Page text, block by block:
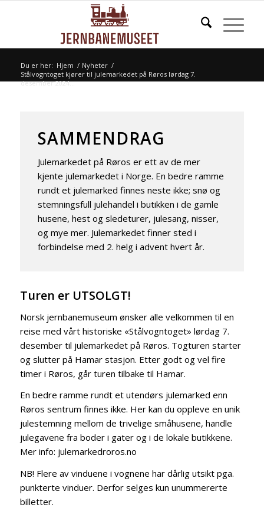
Du er her: Hjem / Nyheter /
Stålvogntoget kjører til julemarkedet på Røros lørdag 7.
desember 2024...
SAMMENDRAG
Julemarkedet på Røros er ett av de mer
kjente julemarkedet i Norge. En bedre ramme
rundt et julemarked finnes neste ikke; snø og
stemningsfull julehandel i butikken i de gamle
husene, hest og sledeturer, julesang, nisser,
og mye mer. Julemarkedet finner sted i
forbindelse med 2. helg i advent hvert år.
Turen er UTSOLGT!
Norsk jernbanemuseum ønsker alle velkommen til en
reise med vårt historiske «Stålvogntoget» lørdag 7.
desember til julemarkedet på Røros. Togturen starter
og slutter på Hamar stasjon. Etter godt og vel fire
timer i Røros, går turen tilbake til Hamar.
En bedre ramme rundt et utendørs julemarked enn
Røros sentrum finnes ikke. Her kan du oppleve en unik
julestemning mellom de trivelige småhusene, handle
julegavene fra boder i gater og i de lokale butikkene.
Mer info: julemarkedroros.no
NB! Flere av vinduene i vognene har dårlig utsikt pga.
punkterte vinduer. Derfor selges kun unummererte
billetter.